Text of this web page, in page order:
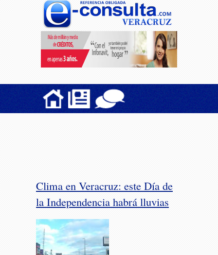
Clima en Veracruz: este Día de
la Independencia habrá lluvias